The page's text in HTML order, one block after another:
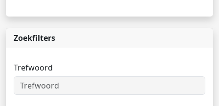
Zoekfilters
Trefwoord